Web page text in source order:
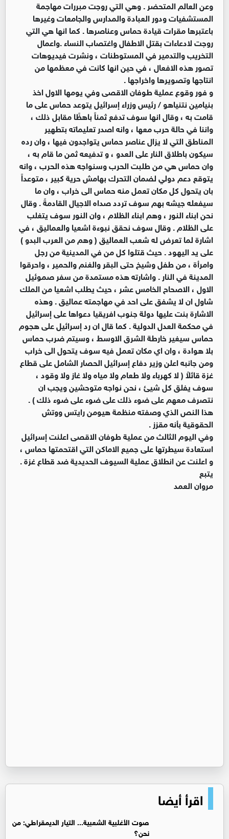
وعن العالم المتحضر . وهي التي روجت مبررات مهاجمة
المستشفيات ودور العبادة والمدارس والجامعات وغيرها
باعتبرها مقرات قيادة حماس وعناصرها . كما انها هي التي
روجت لادعاءات بقتل الاطفال واغتصاب النساء .واعمال
التخريب والتدمير في المستوطنات ، ونشرت فيديوهات
تصور هذه الافعال ، في حين انها كانت في معظمها من
انتاجها وتصويرها واخراجها .
و فور وقوع عملية طوفان الاقصى وفي يومها الاول اخذ
بنيامين نتنياهو / رئيس وزراء إسرائيل يتوعد حماس على ما
قامت به ، وقال انها سوف تدفع ثمناً باهظًا مقابل ذلك ،
واننا في حالة حرب معها ، وانه اصدر تعليماته بتطهير
المناطق التي لا يزال عناصر حماس يتواجدون فيها ، وان رده
سيكون باطلاق النار على العدو ، و تدفيعه ثمن ما قام به ،
وان حماس هي من طلبت الحرب وسنواجه هذه الحرب ، وانه
يتوقع دعم دولي لضمان التحرك بهامش حرية كبير ، متوعداً
بان يتحول كل مكان تعمل منه حماس الى خراب ، وان ما
سيفعله جيشه بهم سوف تردد صداه الاجيال القادمةً . وقال
نحن ابناء النور ، وهم ابناء الظلام ، وان النور سوف يتغلب
على الظلام . وقال سوف نحقق نبوءة اشعيا والعماليق ، في
اشارة لما تعرض له شعب العماليق ( وهم من العرب البدو )
على يد اليهود . حيث قتلوا كل من في المدينية من رجل
وامرأة ، من طفل وشيخ حتى البقر والغنم والحمير ، واحرقوا
المدينة في النار . واشارته هذه مستمدة من سفر صموئيل
الاول ، الاصحاح الخامس عشر ، حيث يطلب اشعيا من الملك
شاول ان لا يشفق على احد في مهاجمته عماليق . وهذه
الاشارة بنت عليها دولة جنوب افريقيا دعواها على إسرائيل
في محكمة العدل الدولية . كما قال ان رد إسرائيل على هجوم
حماس سيغير خارطة الشرق الاوسط ، وسيتم ضرب حماس
بلا هوادة ، وان اي مكان تعمل فيه سوف يتحول الى خراب
ومن جانبه اعلن وزير دفاع إسرائيل الحصار الشامل على قطاع
غزة قائلاً ( لا كهرباء ولا طعام ولا مياه ولا غاز ولا وقود ،
سوف يفلق كل شيئ ، نحن نواجه متوحشين ويجب ان
نتصرف معهم على ضوء ذلك على ضوء على ضوء ذلك ) .
هذا النص الذي وصفته منظمة هيومن رايتس ووتش
الحقوقية بأنه مقزز .
وفي اليوم الثالث من عملية طوفان الاقصى اعلنت إسرائيل
استعادة سيطرتها على جميع الاماكن التي اقتحمتها حماس ،
و اعلنت عن انطلاق عملية السيوف الحديدية ضد قطاع غزة .
يتبع
مروان العمد
اقرأ أيضا
صوت الأغلبية الشعبية... التيار الديمقراطي: من
نحن؟